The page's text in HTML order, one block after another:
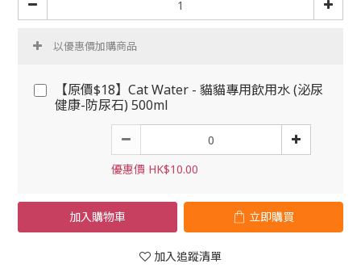
以優惠價加購商品
【原價$18】Cat Water - 貓貓專用飲用水 (泌尿
健康-防尿石) 500ml
優惠價 HK$10.00
加入購物車 立即購買
加入追蹤清單